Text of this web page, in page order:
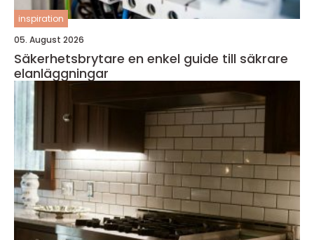
inspiration
05. August 2026
Säkerhetsbrytare en enkel guide till säkrare
elanläggningar